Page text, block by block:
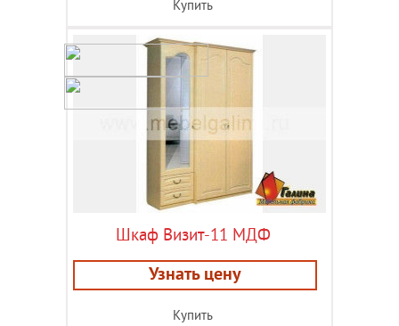
Купить
Шкаф Визит-11 МДФ
Узнать цену
Купить